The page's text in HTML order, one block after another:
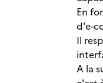
En
d'e-
Il
A la